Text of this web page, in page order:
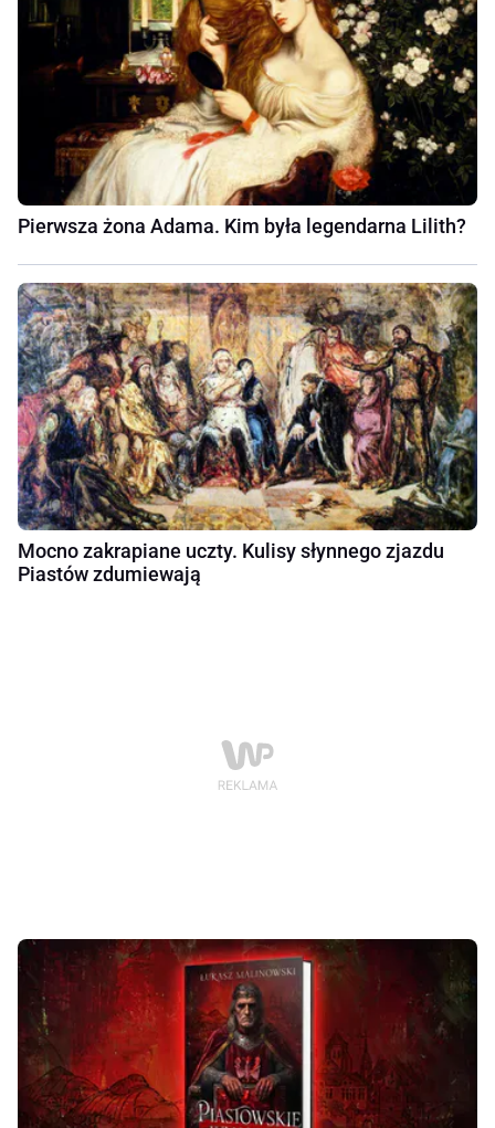
Pierwsza żona Adama. Kim była legendarna Lilith?
Mocno zakrapiane uczty. Kulisy słynnego zjazdu
Piastów zdumiewają